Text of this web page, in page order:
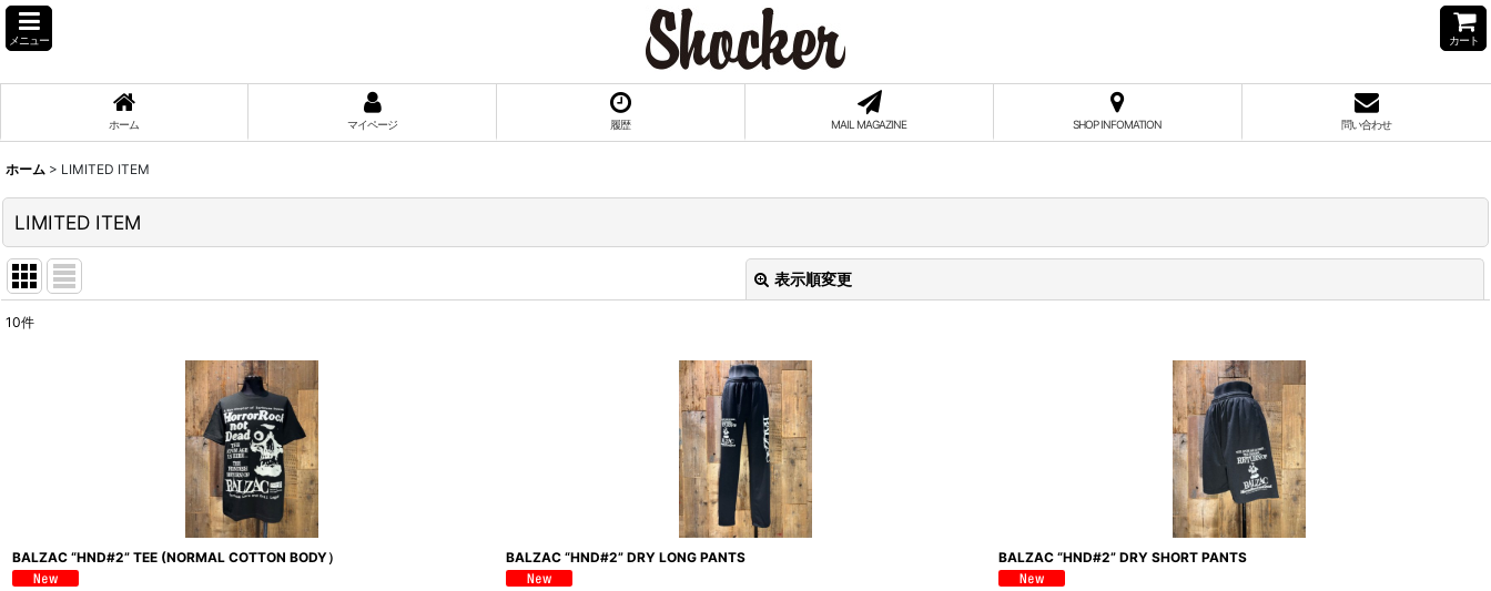
メニュー カート
ホーム マイページ 履歴 MAIL MAGAZINE SHOP INFOMATION 問い合わせ
ホーム > LIMITED ITEM
LIMITED ITEM
表示順変更
絞り込む
10件
BALZAC “HND#2” TEE (NORMAL COTTON BODY） BALZAC “HND#2” DRY LONG PANTS BALZAC “HND#2” DRY SHORT PANTS